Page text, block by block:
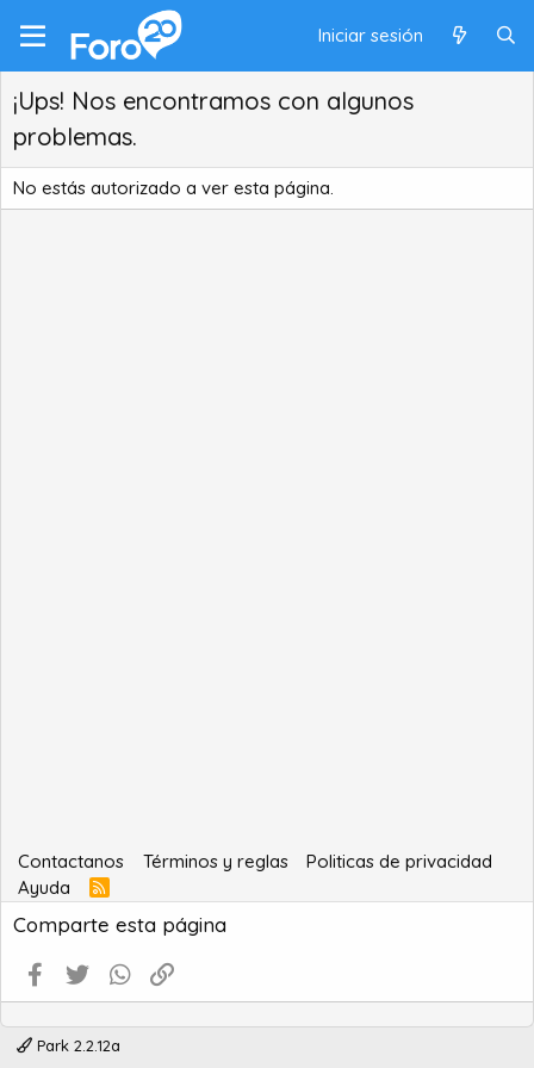
Iniciar sesión
¡Ups! Nos encontramos con algunos
problemas.
No estás autorizado a ver esta página.
Contactanos Términos y reglas
Politicas de privacidad
Ayuda
R
S
S
Comparte esta página
Facebook
Twitter WhatsApp
Park 2.2.12a